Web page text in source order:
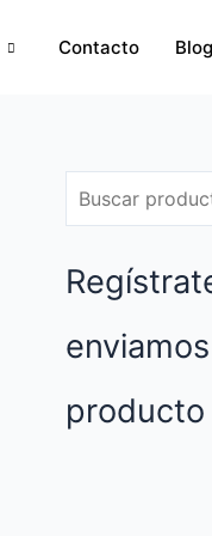
Contacto Blog
u
a
producto